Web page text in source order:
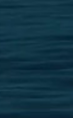
avanzada